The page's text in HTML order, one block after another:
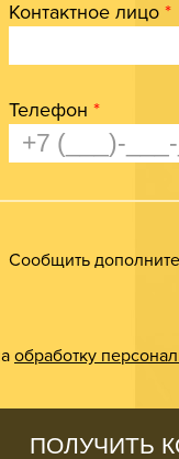
Контактное лицо *
Телефон *
Сообщить
обработку
ПОЛУЧИТЬ